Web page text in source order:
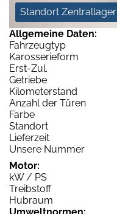
Standort Zentrallager
Allgemeine Daten:
Fahrzeugtyp
Karosserieform
Erst-Zul.
Getriebe
Kilometerstand
Anzahl der Türen
Farbe
Standort
Lieferzeit
Unsere Nummer
Motor:
kW / PS
Treibstoff
Hubraum